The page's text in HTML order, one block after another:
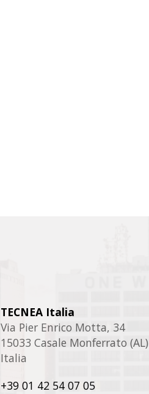
TECNEA Italia
Via Pier Enrico Motta, 34
15033 Casale Monferrato (AL)
Italia
+39 01 42 54 07 05